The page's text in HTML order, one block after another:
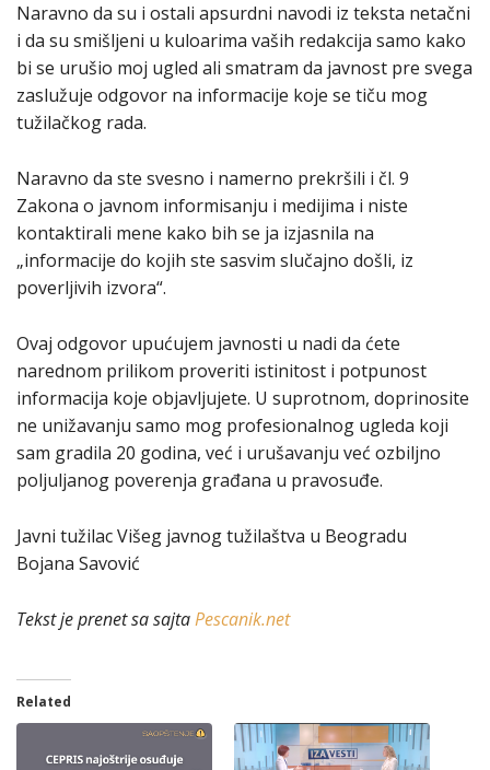
Naravno da su i ostali apsurdni navodi iz teksta netačni
i da su smišljeni u kuloarima vaših redakcija samo kako
bi se urušio moj ugled ali smatram da javnost pre svega
zaslužuje odgovor na informacije koje se tiču mog
tužilačkog rada.
Naravno da ste svesno i namerno prekršili i čl. 9
Zakona o javnom informisanju i medijima i niste
kontaktirali mene kako bih se ja izjasnila na
„informacije do kojih ste sasvim slučajno došli, iz
poverljivih izvora“.
Ovaj odgovor upućujem javnosti u nadi da ćete
narednom prilikom proveriti istinitost i potpunost
informacija koje objavljujete. U suprotnom, doprinosite
ne unižavanju samo mog profesionalnog ugleda koji
sam gradila 20 godina, već i urušavanju već ozbiljno
poljuljanog poverenja građana u pravosuđe.
Javni tužilac Višeg javnog tužilaštva u Beogradu
Bojana Savović
Tekst je prenet sa sajtaPescanik.net
Related